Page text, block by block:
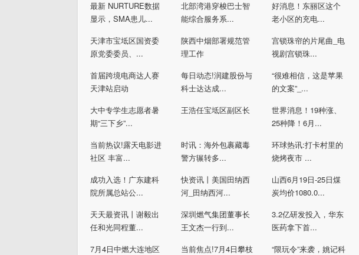
最新 NURTURE数据
显示，SMA患儿...
北部湾港穿梭巴士智
能综合服务系...
好消息！东丽区这个
老小区的充电...
天津市宝坻区国资委
原党委委员、...
陕西中烟部署规范管
理工作
宫锁珠帘的片尾曲_电
视剧宫锁珠...
首届跨境电商达人赛
天津站启动
每日动态!润建股份与
科士达达成...
“很难相信，这是苹果
的文案”_...
大中专学生志愿者暑
期“三下乡”...
王浩任宝坻区副区长
世界消息！19种涨、
25种降！6月...
当前热议!露天电影进
社区 丰富...
时讯：海外包裹藏毒
警方辗转多...
环球热讯:打卡村里的
烧烤夜市 ...
成功入选！广东建科
院所属总站公...
快资讯丨美国田纳西
河_田纳西河...
山西6月19日-25日煤
炭均价1080.0...
天天最资讯丨谢毅出
任和光同程董...
深圳燃气集团董事长
王文杰一行到...
3.2亿研发投入，华东
医药拿下首...
7月4日中燃大连地区
当前焦点!7月4日攀枝
“限玩令”来袭，姚记科